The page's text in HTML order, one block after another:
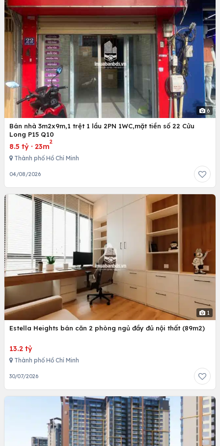
6
Bán nhà 3m2x9m,1 trệt 1 lầu 2PN 1WC,mặt tiền số 22 Cửu
Long P15 Q10
8.5 tỷ · 23m
2
Thành phố Hồ Chí Minh
04/08/2026
1
Estella Heights bán căn 2 phòng ngủ đầy đủ nội thất (89m2)
13.2 tỷ
Thành phố Hồ Chí Minh
30/07/2026